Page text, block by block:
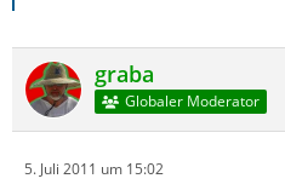
graba
Globaler Moderator
5. Juli 2011 um 15:02